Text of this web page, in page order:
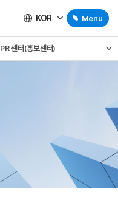
KOR Menu
PR 센터(홍보센터)